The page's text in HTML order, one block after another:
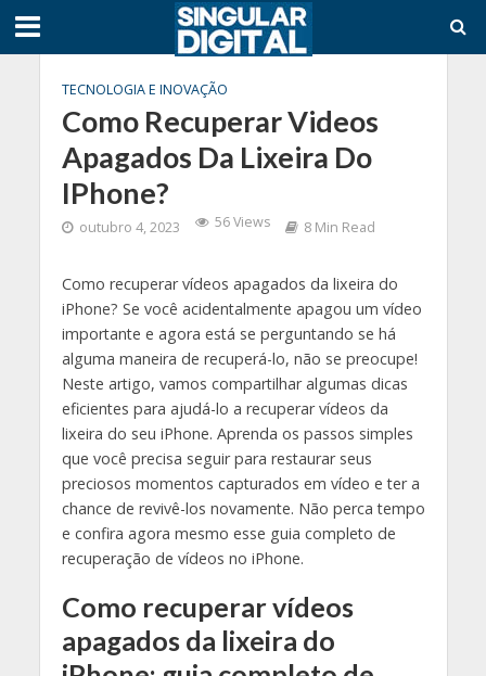
TECNOLOGIA E INOVAÇÃO
Como Recuperar Videos
Apagados Da Lixeira Do
IPhone?
outubro 4, 2023 56 Views 8 Min Read
Como recuperar vídeos apagados da lixeira do
iPhone? Se você acidentalmente apagou um vídeo
importante e agora está se perguntando se há
alguma maneira de recuperá-lo, não se preocupe!
Neste artigo, vamos compartilhar algumas dicas
eficientes para ajudá-lo a recuperar vídeos da
lixeira do seu iPhone. Aprenda os passos simples
que você precisa seguir para restaurar seus
preciosos momentos capturados em vídeo e ter a
chance de revivê-los novamente. Não perca tempo
e confira agora mesmo esse guia completo de
recuperação de vídeos no iPhone.
Como recuperar vídeos
apagados da lixeira do